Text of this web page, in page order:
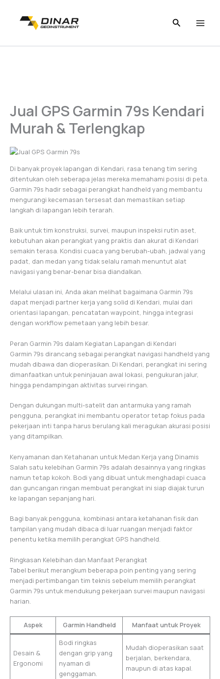
Jual GPS Garmin 79s Kendari
Murah & Terlengkap
Di banyak proyek lapangan di Kendari, rasa tenang tim sering
ditentukan oleh seberapa jelas mereka memahami posisi di peta.
Garmin 79s hadir sebagai perangkat handheld yang membantu
mengurangi kecemasan tersesat dan memastikan setiap
langkah di lapangan lebih terarah.
Baik untuk tim konstruksi, survei, maupun inspeksi rutin aset,
kebutuhan akan perangkat yang praktis dan akurat di Kendari
semakin terasa. Kondisi cuaca yang berubah-ubah, jadwal yang
padat, dan medan yang tidak selalu ramah menuntut alat
navigasi yang benar-benar bisa diandalkan.
Melalui ulasan ini, Anda akan melihat bagaimana Garmin 79s
dapat menjadi partner kerja yang solid di Kendari, mulai dari
orientasi lapangan, pencatatan waypoint, hingga integrasi
dengan workflow pemetaan yang lebih besar.
Peran Garmin 79s dalam Kegiatan Lapangan di Kendari
Garmin 79s dirancang sebagai perangkat navigasi handheld yang
mudah dibawa dan dioperasikan. Di Kendari, perangkat ini sering
dimanfaatkan untuk peninjauan awal lokasi, pengukuran jalur,
hingga pendampingan aktivitas survei ringan.
Dengan dukungan multi-satelit dan antarmuka yang ramah
pengguna, perangkat ini membantu operator tetap fokus pada
pekerjaan inti tanpa harus berulang kali meragukan akurasi posisi
yang ditampilkan.
Kenyamanan dan Ketahanan untuk Medan Kerja yang Dinamis
Salah satu kelebihan Garmin 79s adalah desainnya yang ringkas
namun tetap kokoh. Bodi yang dibuat untuk menghadapi cuaca
dan guncangan ringan membuat perangkat ini siap diajak turun
ke lapangan sepanjang hari.
Bagi banyak pengguna, kombinasi antara ketahanan fisik dan
tampilan yang mudah dibaca di luar ruangan menjadi faktor
penentu ketika memilih perangkat GPS handheld.
Ringkasan Kelebihan dan Manfaat Perangkat
Tabel berikut merangkum beberapa poin penting yang sering
menjadi pertimbangan tim teknis sebelum memilih perangkat
Garmin 79s untuk mendukung pekerjaan survei maupun navigasi
harian.
Aspek Garmin Handheld Manfaat untuk Proyek
Desain &
Ergonomi
Bodi ringkas
dengan grip yang
nyaman di
genggaman.
Mudah dioperasikan saat
berjalan, berkendara,
maupun di atas kapal.